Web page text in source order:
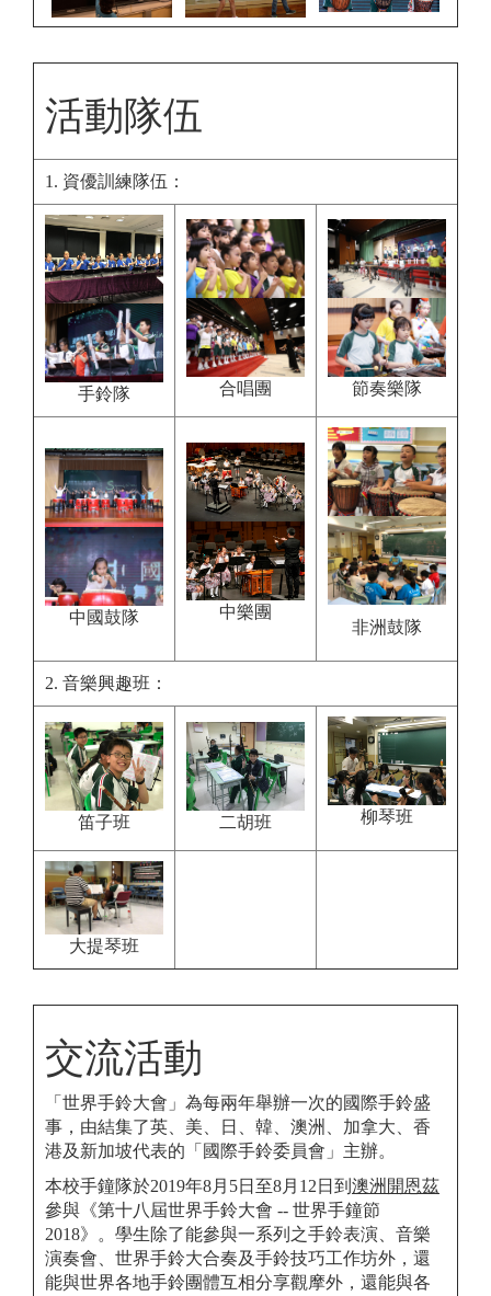
活動隊伍
1. 資優訓練隊伍：
手鈴隊 合唱團 節奏樂隊
中國鼓隊
中樂團
非洲鼓隊
2. 音樂興趣班：
笛子班 二胡班 柳琴班
大提琴班
交流活動
「世界手鈴大會」為每兩年舉辦一次的國際手鈴盛
事，由結集了英、美、日、韓、澳洲、加拿大、香
港及新加坡代表的「國際手鈴委員會」主辦。
本校手鐘隊於2019年8月5日至8月12日到 澳洲開恩茲
參與《第十八屆世界手鈴大會 -- 世界手鐘節
2018》。學生除了能參與一系列之手鈴表演、音樂
演奏會、世界手鈴大合奏及手鈴技巧工作坊外，還
能與世界各地手鈴團體互相分享觀摩外，還能與各